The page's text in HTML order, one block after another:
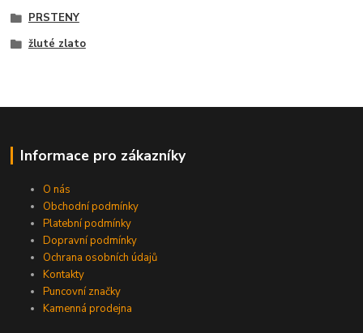
PRSTENY
žluté zlato
Informace pro zákazníky
O nás
Obchodní podmínky
Platební podmínky
Dopravní podmínky
Ochrana osobních údajů
Kontakty
Puncovní značky
Kamenná prodejna